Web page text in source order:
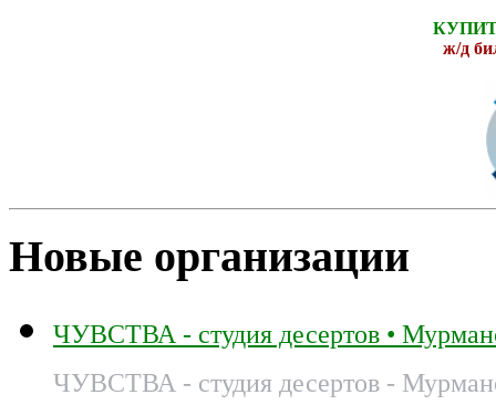
ж/д
Новые организации
ЧУВСТВА - студия десертов •
ЧУВСТВА - студия десертов -